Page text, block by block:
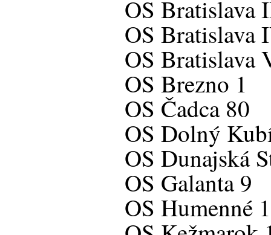
OS Bratislava
OS Bratislava
OS Bratislava
OS Brezno 1
OS Čadca 80
OS Dolný
OS Dunajská
OS Galanta 9
OS Humenné